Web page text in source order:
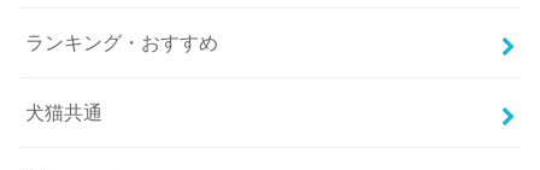
ランキング・おすすめ
犬猫共通